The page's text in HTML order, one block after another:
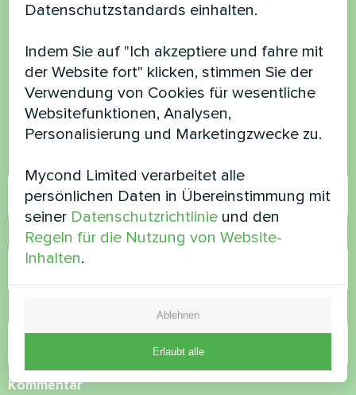
haben Sie Fragen?
Kontaktieren Sie uns und wir werden Ihnen
helfen
Rufnummer
Kommentar
Datenschutzstandards einhalten.
Indem Sie auf "Ich akzeptiere und fahre mit
der Website fort" klicken, stimmen Sie der
Verwendung von Cookies für wesentliche
Websitefunktionen, Analysen,
Personalisierung und Marketingzwecke zu.
Mycond Limited verarbeitet alle
persönlichen Daten in Übereinstimmung mit
seiner Datenschutzrichtlinie und den
Regeln für die Nutzung von Website-
Inhalten.
Ablehnen
Erlaubt alle